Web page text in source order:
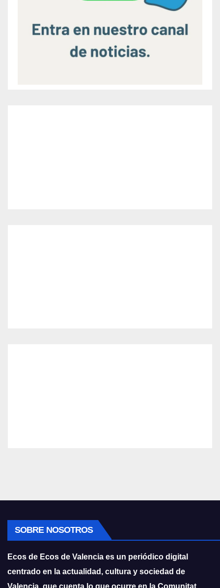
SOBRE NOSOTROS
Ecos de Ecos de Valencia es un periódico digital
centrado en la actualidad, cultura y sociedad de